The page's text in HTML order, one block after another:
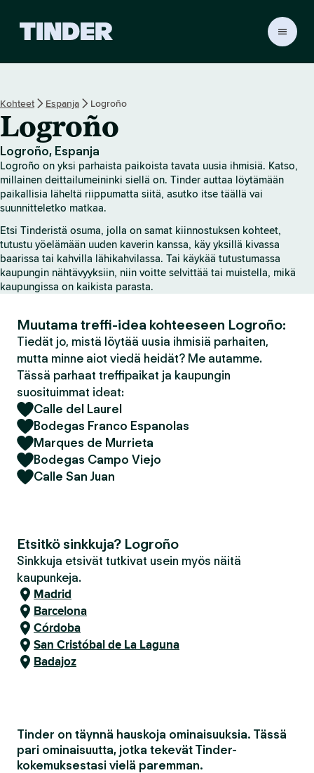
r
n
l
o
i
s
s
i
v
u
Kohteet Espanja Logroño
Logroño
Logroño, Espanja
Logroño on yksi parhaista paikoista tavata uusia ihmisiä. Katso,
millainen deittailumeininki siellä on. Tinder auttaa löytämään
paikallisia läheltä riippumatta siitä, asutko itse täällä vai
suunnitteletko matkaa.
Etsi Tinderistä osuma, jolla on samat kiinnostuksen kohteet,
tutustu yöelämään uuden kaverin kanssa, käy yksillä kivassa
baarissa tai kahvilla lähikahvilassa. Tai käykää tutustumassa
kaupungin nähtävyyksiin, niin voitte selvittää tai muistella, mikä
kaupungissa on kaikista parasta.
Muutama treffi-idea kohteeseen Logroño:
Tiedät jo, mistä löytää uusia ihmisiä parhaiten,
mutta minne aiot viedä heidät? Me autamme.
Tässä parhaat treffipaikat ja kaupungin
suosituimmat ideat:
Calle del Laurel
Bodegas Franco Espanolas
Marques de Murrieta
Bodegas Campo Viejo
Calle San Juan
Etsitkö sinkkuja? Logroño
Sinkkuja etsivät tutkivat usein myös näitä
kaupunkeja.
Madrid
Barcelona
Córdoba
San Cristóbal de La Laguna
Badajoz
Tinder on täynnä hauskoja ominaisuuksia. Tässä
pari ominaisuutta, jotka tekevät Tinder-
kokemuksestasi vielä paremman.